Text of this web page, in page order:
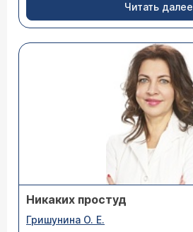
Читать далее
Никаких простуд
Гришунина О. Е.